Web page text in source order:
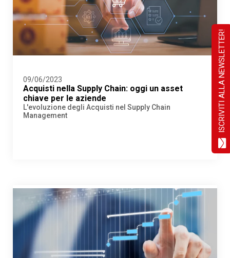
09/06/2023
Acquisti nella Supply Chain: oggi un asset
chiave per le aziende
L'evoluzione degli Acquisti nel Supply Chain
Management
ISCRIVITI ALLA NEWSLETTER!